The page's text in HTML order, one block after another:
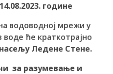
године
водоводној мрежи у
воде ће краткотрајно
Ледене Стене.
за разумевање и